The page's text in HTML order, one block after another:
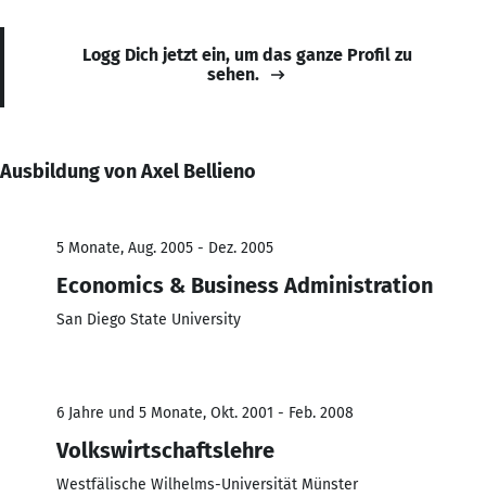
Logg Dich jetzt ein, um das ganze Profil zu
sehen.
Ausbildung von Axel Bellieno
5 Monate, Aug. 2005 - Dez. 2005
Economics & Business Administration
San Diego State University
6 Jahre und 5 Monate, Okt. 2001 - Feb. 2008
Volkswirtschaftslehre
Westfälische Wilhelms-Universität Münster